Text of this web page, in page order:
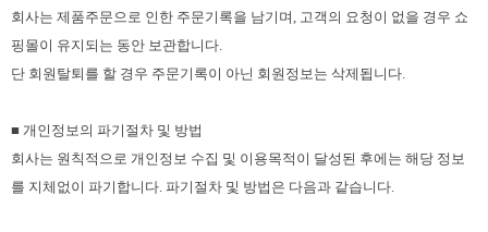
회사는 제품주문으로 인한 주문기록을 남기며, 고객의 요청이 없을 경우 쇼
핑몰이 유지되는 동안 보관합니다.
단 회원탈퇴를 할 경우 주문기록이 아닌 회원정보는 삭제됩니다.
■ 개인정보의 파기절차 및 방법
회사는 원칙적으로 개인정보 수집 및 이용목적이 달성된 후에는 해당 정보
를 지체없이 파기합니다. 파기절차 및 방법은 다음과 같습니다.